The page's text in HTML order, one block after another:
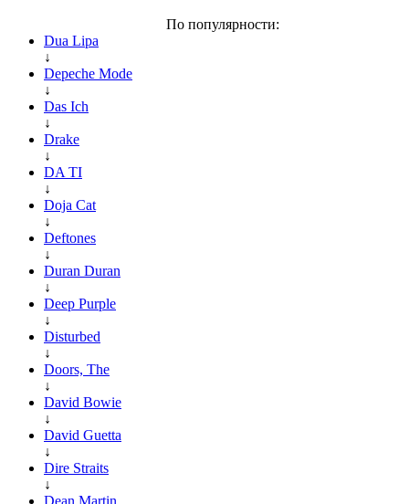
По популярности:
Dua Lipa
↓
Depeche Mode
↓
Das Ich
↓
Drake
↓
DA TI
↓
Doja Cat
↓
Deftones
↓
Duran Duran
↓
Deep Purple
↓
Disturbed
↓
Doors, The
↓
David Bowie
↓
David Guetta
↓
Dire Straits
↓
Dean Martin